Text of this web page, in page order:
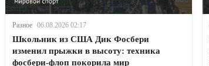
Разное 06.08.2026 02:17
Школьник из США Дик Фосбери
изменил прыжки в высоту: техника
фосбери-флоп покорила мир